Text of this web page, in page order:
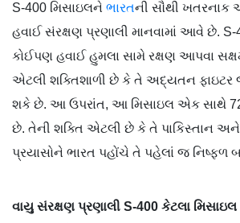
S-400 મિસાઇલને ભારતની સૌથી ખતરનાક
હવાઈ સંરક્ષણ પ્રણાલી માનવામાં આવે છે. S-
કોઈપણ હવાઈ હુમલા સામે રક્ષણ આપવા
એટલી શક્તિશાળી છે કે તે અદ્યતન ફાઇટર
શકે છે. આ ઉપરાંત, આ મિસાઇલ એક સાથે 72
છે. તેની શક્તિ એટલી છે કે તે પાકિસ્તાન અને
પ્રયાસોને ભારત પહોંચે તે પહેલાં જ નિષ્ફળ
વાયુ સંરક્ષણ પ્રણાલી S-400 કેટલા